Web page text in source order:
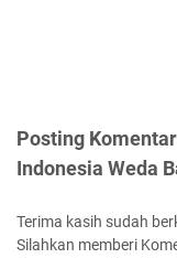
Posting
Indonesia Weda
Terima kasih sudah
Silahkan memberi